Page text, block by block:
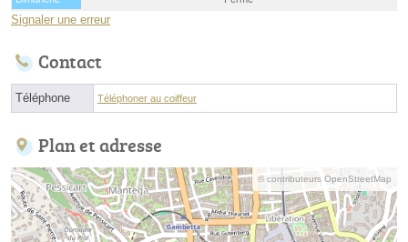
Signaler une erreur
Contact
Téléphone Téléphoner au coiffeur
Plan et adresse
© contributeurs OpenStreetMap